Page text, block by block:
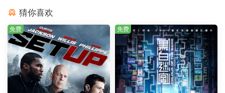
猜你喜欢
免费 免费